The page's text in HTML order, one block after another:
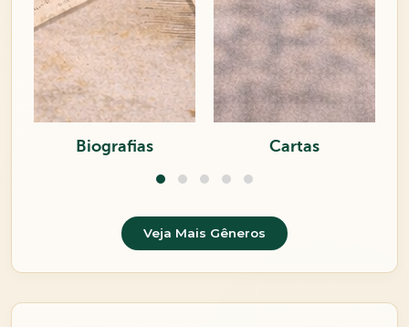
Cartas Conto
Veja Mais Gêneros